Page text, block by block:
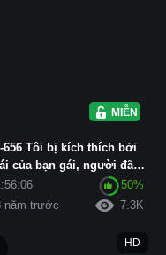
MIỄN PHÍ
656 Tôi bị kích thích bởi
của bạn gái, người đã
rũ tôi mà không...
50%
năm trước
7.3K
HD